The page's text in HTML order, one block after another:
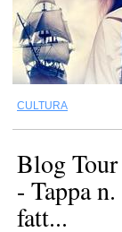
CULTURA
Blog
- Tappa
fatt...